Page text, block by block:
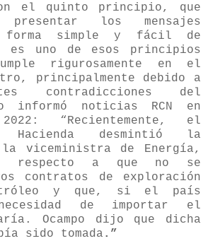
el quinto principio, que
los mensajes
simple y fácil de
es uno de esos principios
rigurosamente en el
principalmente debido a
contradicciones del
informó noticias RCN en
“Recientemente, el
desmintió la
viceministra de Energía,
respecto a que no se
contratos de exploración
y que, si el país
de importar el
Ocampo dijo que dicha
sido tomada .”